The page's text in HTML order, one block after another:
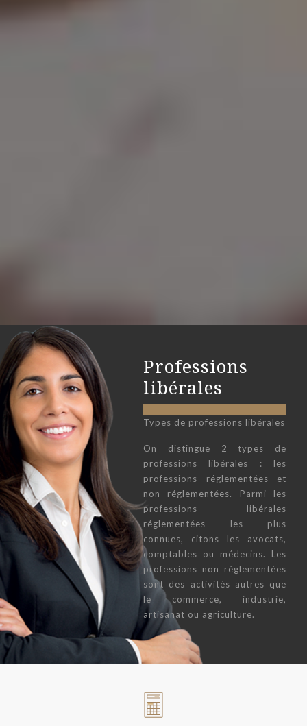
Professions
libérales
Types de professions libérales
On distingue 2 types de
professions libérales : les
professions réglementées et
non réglementées. Parmi les
professions libérales
réglementées les plus
connues, citons les avocats,
comptables ou médecins. Les
professions non réglementées
sont des activités autres que
le commerce, industrie,
artisanat ou agriculture.